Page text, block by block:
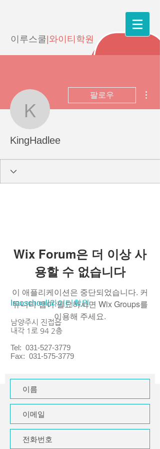
이루스쿨 |와이티학원
KingHadlee
팔로우
KingHadlee
Wix Forum은 더 이상 사
용할 수 없습니다
이 애플리케이션은 중단되었습니다. 커
뮤니티 앱이 필요하시면 Wix Groups를
이용해 주세요.
Irooschool|와이티학원
남양주시 진접읍
내각 1로 94 2층
Tel: 031-527-3779
Fax: 031-575-3779